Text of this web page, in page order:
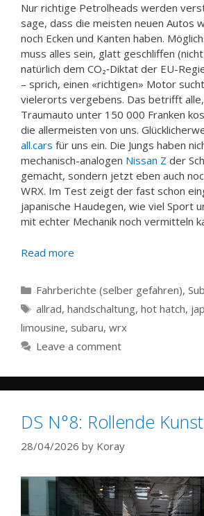
Nur richtige Petrolheads werden
sage, dass die meisten neuen Autos
noch Ecken und Kanten haben.
muss alles sein, glatt geschliffen
natürlich dem CO₂‑Diktat der EU-
– sprich, einen «richtigen» Motor
vielerorts vergebens. Das betrifft
Traumauto unter 150 000 Franken
die allermeisten von uns.
all.cars für uns ein. Die Jungs haben
mechanisch-analogen Nissan Z der
gemacht, sondern jetzt eben auch
WRX. Im Test zeigt der fast schon
japanische Haudegen, wie viel Sport
mit echter Mechanik noch vermitteln
Read more
Categories
Fahrberichte (selber gefahren),
Tags
allrad, handschaltung, hot hatch,
limousine, subaru, wrx
Leave a comment
DS N°8: Rollende Kunst
28/04/2026 by Koray